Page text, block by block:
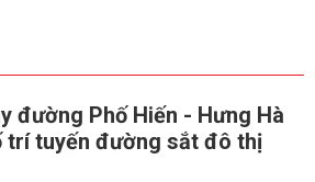
đường Phố Hiến - Hưng Hà
trí tuyến đường sắt đô thị